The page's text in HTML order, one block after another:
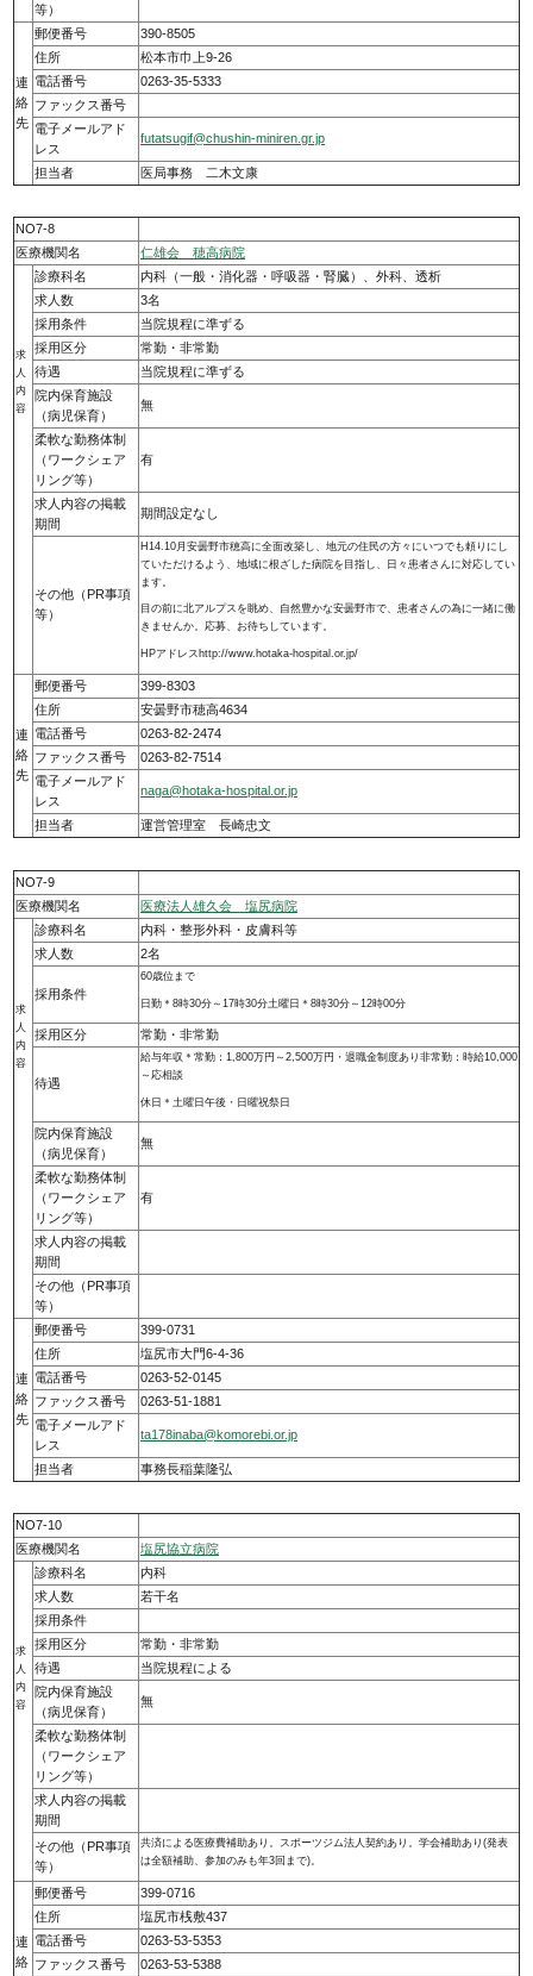
等）
連
絡
先
郵便番号
390-8505
住所
松本市巾上9-26
電話番号
0263-35-5333
ファックス番号
電子メールアド
レス
futatsugif@chushin-miniren.gr.jp
担当者 医局事務 二木文康
NO7-8
医療機関名
仁雄会 穂高病院
求
人
内
容
診療科名
内科（一般・消化器・呼吸器・腎臓）、外科、透析
求人数
3名
採用条件
当院規程に準ずる
採用区分
常勤・非常勤
待遇
当院規程に準ずる
院内保育施設
（病児保育）
無
柔軟な勤務体制
（ワークシェア
リング等）
有
求人内容の掲載
期間
期間設定なし
その他（PR事項
等）
H14.10月安曇野市穂高に全面改築し、地元の住民の方々にいつでも頼りにし
ていただけるよう、地域に根ざした病院を目指し、日々患者さんに対応してい
ます。
目の前に北アルプスを眺め、自然豊かな安曇野市で、患者さんの為に一緒に働
きませんか。応募、お待ちしています。
HPアドレスhttp://www.hotaka-hospital.or.jp/
連
絡
先
郵便番号
399-8303
住所
安曇野市穂高4634
電話番号
0263-82-2474
ファックス番号
0263-82-7514
電子メールアド
レス
naga@hotaka-hospital.or.jp
担当者 運営管理室 長崎忠文
NO7-9
医療機関名
医療法人雄久会 塩尻病院
求
人
内
容
診療科名
内科・整形外科・皮膚科等
求人数
2名
採用条件
60歳位まで
日勤＊8時30分～17時30分土曜日＊8時30分～12時00分
採用区分 常勤・非常勤
待遇
給与年収＊常勤：1,800万円～2,500万円・退職金制度あり非常勤：時給10,000
～応相談
休日＊土曜日午後・日曜祝祭日
院内保育施設
（病児保育）
無
柔軟な勤務体制
（ワークシェア
リング等）
有
求人内容の掲載
期間
その他（PR事項
等）
連
絡
先
郵便番号
399-0731
住所
塩尻市大門6-4-36
電話番号
0263-52-0145
ファックス番号
0263-51-1881
電子メールアド
レス
ta178inaba@komorebi.or.jp
担当者 事務長稲葉隆弘
NO7-10
医療機関名
塩尻協立病院
求
人
内
容
診療科名
内科
求人数
若干名
採用条件
採用区分
常勤・非常勤
待遇
当院規程による
院内保育施設
（病児保育）
無
柔軟な勤務体制
（ワークシェア
リング等）
求人内容の掲載
期間
その他（PR事項
等）
共済による医療費補助あり。スポーツジム法人契約あり。学会補助あり(発表
は全額補助、参加のみも年3回まで)。
連
絡
郵便番号
399-0716
住所
塩尻市桟敷437
電話番号
0263-53-5353
ファックス番号
0263-53-5388